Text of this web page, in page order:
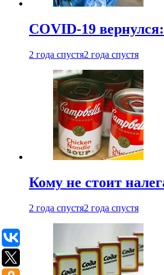
COVID-19
2 года спустя2 года спустя
Кому не стоит
2 года спустя2 года спустя